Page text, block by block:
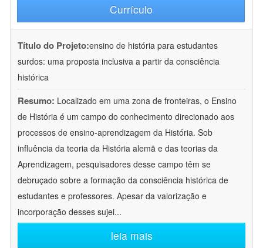
Currículo
Título do Projeto:ensino de história para estudantes
surdos: uma proposta inclusiva a partir da consciência
histórica
Resumo: Localizado em uma zona de fronteiras, o Ensino
de História é um campo do conhecimento direcionado aos
processos de ensino-aprendizagem da História. Sob
influência da teoria da História alemã e das teorias da
Aprendizagem, pesquisadores desse campo têm se
debruçado sobre a formação da consciência histórica de
estudantes e professores. Apesar da valorização e
incorporação desses sujei...
leia mais